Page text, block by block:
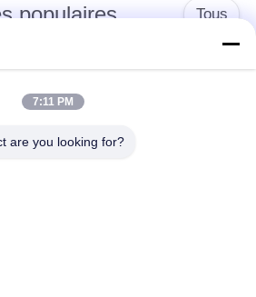
populaires Tous
Machine d'essai
universelle
7:11 PM
are you looking for?